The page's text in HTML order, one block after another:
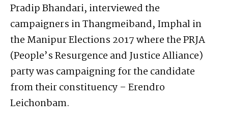
Pradip Bhandari, interviewed the
campaigners in Thangmeiband, Imphal in
the Manipur Elections 2017 where the PRJA
(People’s Resurgence and Justice Alliance)
party was campaigning for the candidate
from their constituency – Erendro
Leichonbam.